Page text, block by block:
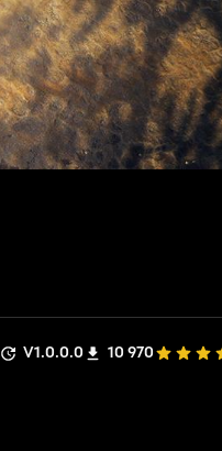
V1.0.0.0 10 970